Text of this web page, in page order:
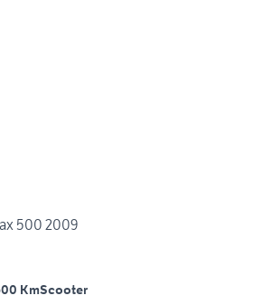
tmax 500 2009
KmScooter